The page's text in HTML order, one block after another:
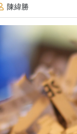
陳緯勝